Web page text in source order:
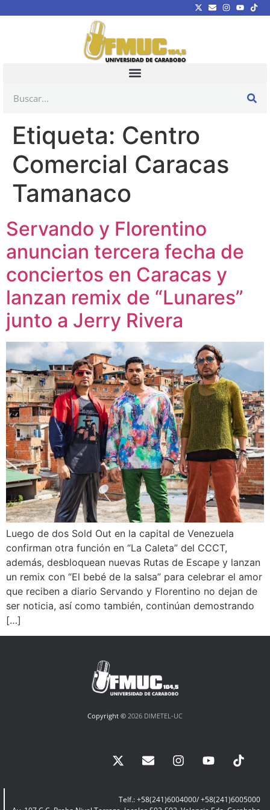
Etiqueta: Centro
Comercial Caracas
Tamanaco
Servando y Florentino
anuncian tercera fecha de
conciertos en Caracas y
lanzan remix de “Lunares”
junto a Jerry Rivera
Luego de dos Sold Out en la capital de Venezuela
confirman otra función en “La Caleta” del CCCT,
además, desbloquean nuevas Rutas de Escape y lanzan
un remix con “El bebé de la salsa” para celebrar el amor
que reciben a diario Servando y Florentino no dejan de
ser noticia, así como también, continúan demostrando
[…]
Copyright © 2026 DIMETEL-UC
Telf.: +58(241)6004000/ +58(241)6005000